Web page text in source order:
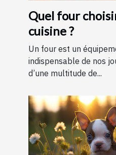
Quel four
cuisine ?
Un four est un
indispensable de nos
d’une multitude de...